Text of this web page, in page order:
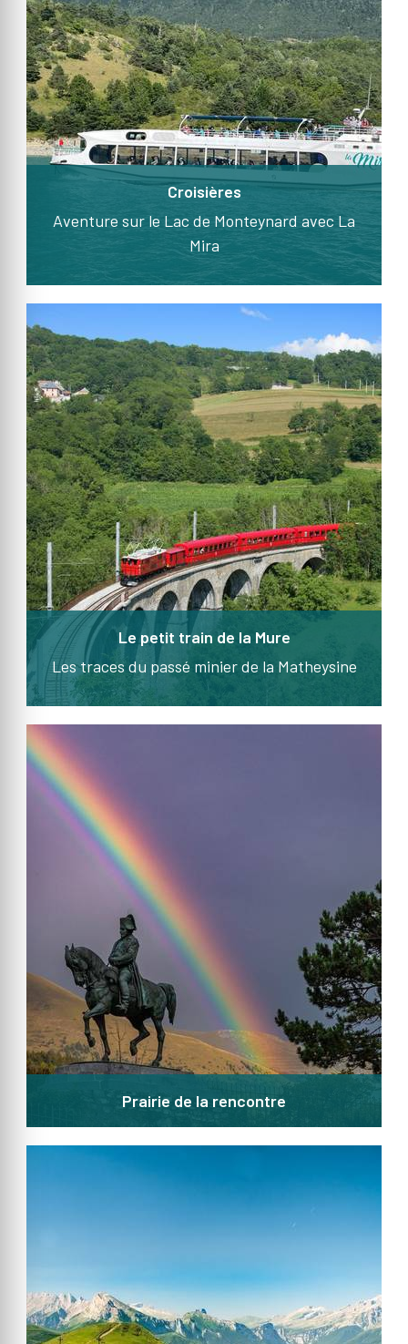
Croisières
Aventure sur le Lac de Monteynard avec La
Mira
Le petit train de la Mure
Les traces du passé minier de la Matheysine
Prairie de la rencontre